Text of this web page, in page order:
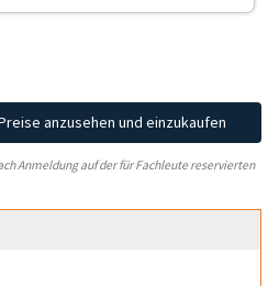
anzusehen und einzukaufen
Anmeldung auf der für Fachleute reservierten